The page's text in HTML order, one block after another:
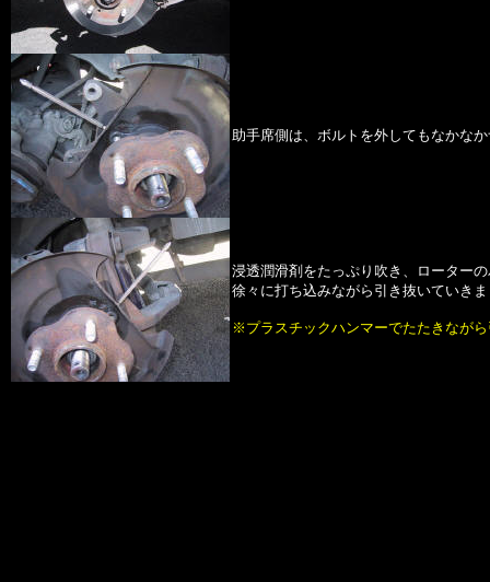
助手席側は、ボルトを外してもなかな
浸透潤滑剤をたっぷり吹き、ローター
徐々に打ち込みながら引き抜いていき
※プラスチックハンマーでたたきなが